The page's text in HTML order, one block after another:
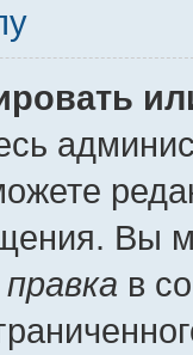
Вы
правка в